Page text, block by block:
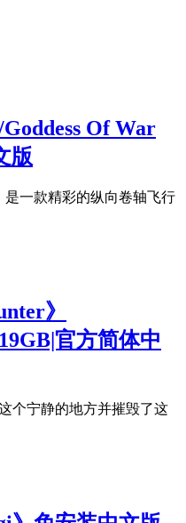
Of War
版
一款精彩的纵向卷轴飞行
》
官方简体中
个宁静的地方并摧毁了这